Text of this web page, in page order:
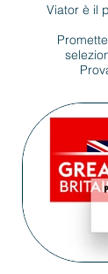
Viator è il